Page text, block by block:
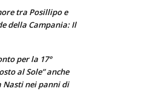
tra Posillipo e
della Campania: Il
per la 17°
al Sole” anche
Nasti nei panni di